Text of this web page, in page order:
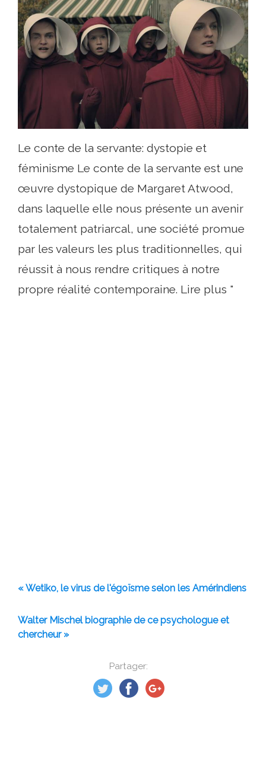
Partager:
Le conte de la servante: dystopie et
féminisme Le conte de la servante est une
œuvre dystopique de Margaret Atwood,
dans laquelle elle nous présente un avenir
totalement patriarcal, une société promue
par les valeurs les plus traditionnelles, qui
réussit à nous rendre critiques à notre
propre réalité contemporaine. Lire plus "
« Wetiko, le virus de l'égoïsme selon les Amérindiens
Walter Mischel biographie de ce psychologue et
chercheur »